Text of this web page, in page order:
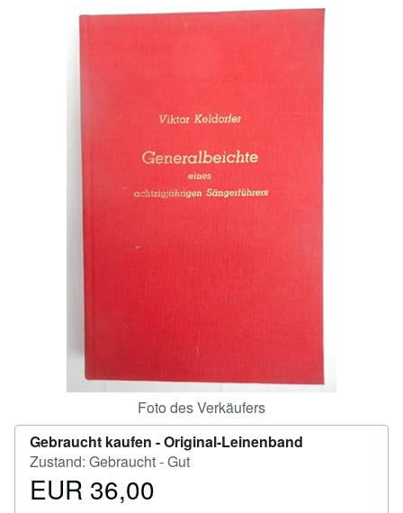
Kunst & Sammlerstücke
SCHLIESSEN
Foto des Verkäufers
Gebraucht kaufen -Original-Leinenband
Zustand: Gebraucht - Gut
Preis
EUR 36,00